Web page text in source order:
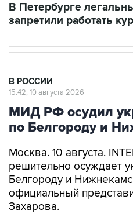
В Петербурге
запретили работать
В РОССИИ
15:42, 10 августа 2026
МИД РФ осудил
по Белгороду и
Москва. 10 августа.
решительно осуждает
Белгороду и
официальный
Захарова.